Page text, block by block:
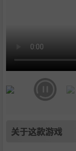
关于这款游戏